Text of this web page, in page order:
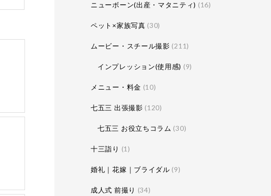
ニューボーン(出産・マタニティ) (16)
ペット×家族写真 (30)
ムービー・スチール撮影 (211)
インプレッション(使用感) (9)
メニュー・料金 (10)
七五三 出張撮影 (120)
七五三 お役立ちコラム (30)
十三詣り (1)
婚礼｜花嫁｜ブライダル (9)
成人式 前撮り (34)